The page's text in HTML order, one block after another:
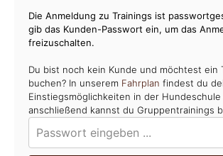
Die Anmeldung zu Trainings ist
gib das Kunden-Passwort ein, um das
freizuschalten.
Du bist noch kein Kunde und möchtest ein
buchen? In unserem Fahrplan findest du
Einstiegsmöglichkeiten in der Hundeschule
anschließend kannst du Gruppentrainings